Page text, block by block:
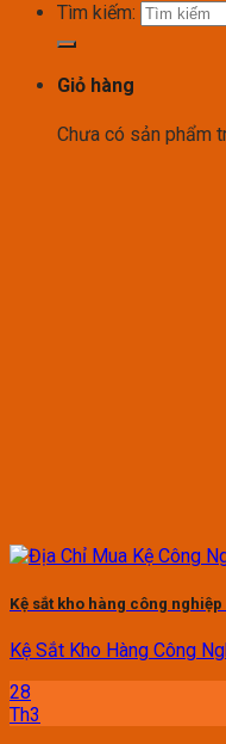
Tìm kiếm:
Giỏ hàng
Chưa có sản phẩm
Kệ sắt kho hàng công
Kệ Sắt Kho Hàng Công
28
Th3